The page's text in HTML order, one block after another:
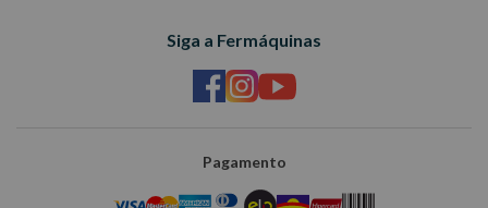
Siga a Fermáquinas
Pagamento